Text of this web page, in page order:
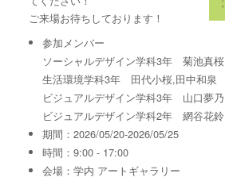
ご来場お待ちしております！
参加メンバー
ソーシャルデザイン学科3年 菊池真桜
生活環境学科3年 田代小桜,田中和泉
ビジュアルデザイン学科3年 山口夢乃
ビジュアルデザイン学科2年 網谷花鈴
期間：2026/05/20-2026/05/25
時間：9:00 - 17:00
会場：学内 アートギャラリー